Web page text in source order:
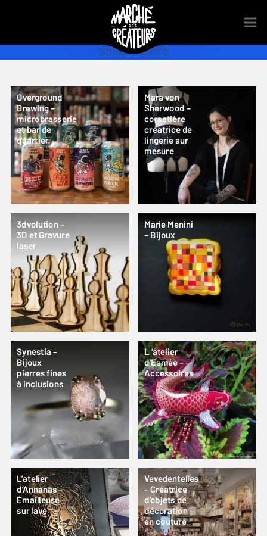
savoir-faire
Overground
Brewing –
microbrasserie
et bar de
quartier
Mara von
Sherwood –
corsetière
créatrice de
lingerie sur
mesure
3dvolution –
3D et Gravure
laser
Marie Menini
– Bijoux
Synestia –
Bijoux
pierres fines
à inclusions
L ‘atelier
d’Esmée –
Accessoires
L’atelier
d’Annanas –
Émailleuse
sur lave
Vevedentelles
– Créatrice
d’objets de
décoration
en couture